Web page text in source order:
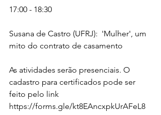
17:00 - 18:30
Susana de Castro (UFRJ):  'Mulher', um
mito do contrato de casamento
As atividades serão presenciais. O
cadastro para certificados pode ser
feito pelo link
https://forms.gle/kt8EAncxpkUrAFeL8